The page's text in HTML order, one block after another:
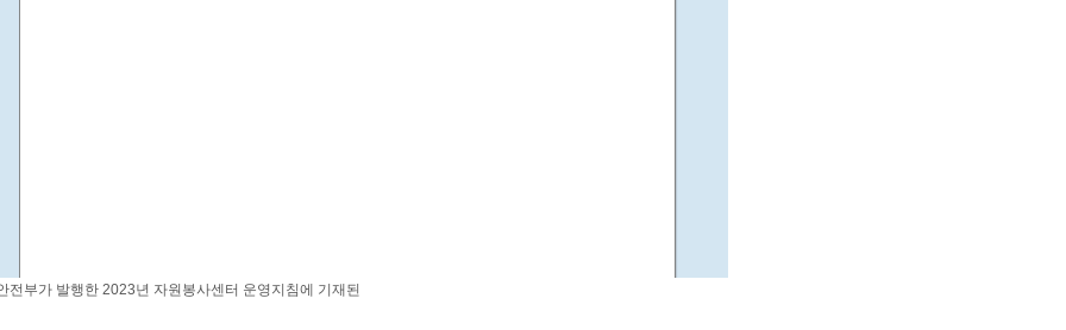
전부가 발행한 2023년 자원봉사센터 운영지침에 기재된